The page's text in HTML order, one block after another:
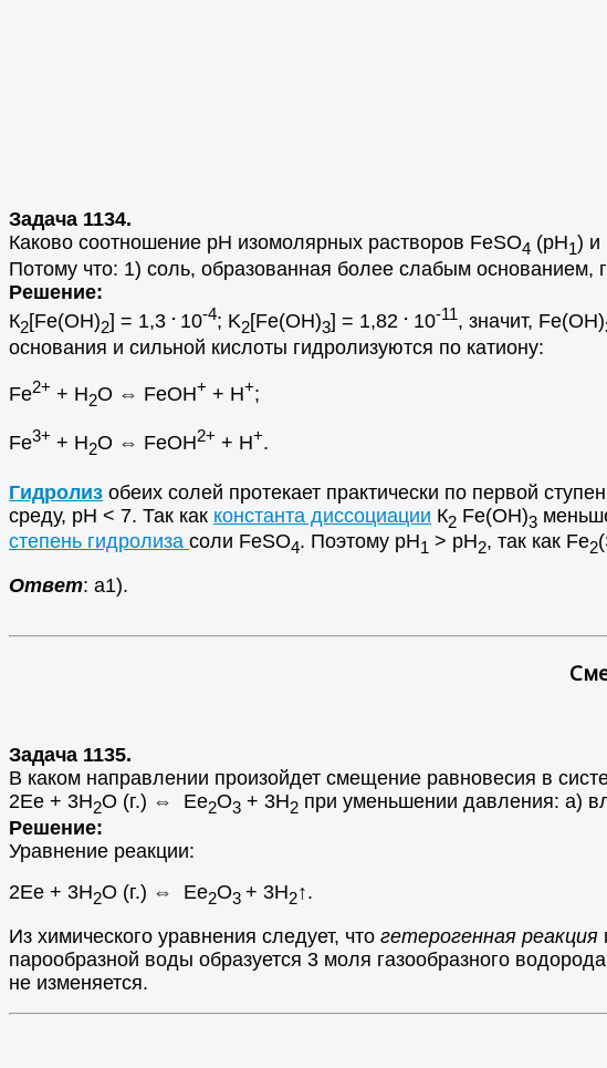
Задача 1134.
Каково соотношение рН изомолярных растворов FeSO4 (рH1) и
Потому что: 1) соль, образованная более слабым основанием,
Решение:
К2[Fe(OH)2] = 1,3 . 10-4; K2[Fe(OH)3] = 1,82 . 10-11, значит, Fe(OH)
основания и сильной кислоты гидролизуются по катиону:
Fe2+ + H2O ⇔ FeOH+ + H+;
Fe3+ + H2O ⇔ FeOH2+ + H+.
Гидролиз обеих солей протекает практически по первой
среду, рН < 7. Так как константа диссоциации К2 Fe(OH)3
степень гидролиза соли FeSO4. Поэтому рH1 > рН2, так как Fe2
Ответ: а1).
Задача 1135.
В каком направлении произойдет смещение равновесия в
2Ее + 3Н2О (г.) ⇔ Ее2О3 + 3Н2 при уменьшении давления: а)
Решение:
Уравнение реакции:
2Ее + 3Н2О (г.) ⇔ Ее2О3 + 3Н2↑.
Из химического уравнения следует, что гетерогенная реакция
парообразной воды образуется 3 моля газообразного
не изменяется.